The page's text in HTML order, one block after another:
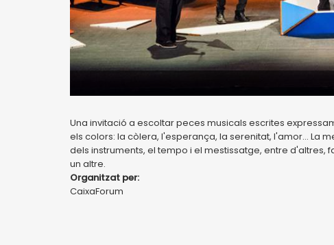
Una invitació a escoltar peces musicals escrites
els colors: la còlera, l'esperança, la serenitat, l'amor... La
dels instruments, el tempo i el mestissatge, entre d'altres,
un altre.
Organitzat per:
CaixaForum